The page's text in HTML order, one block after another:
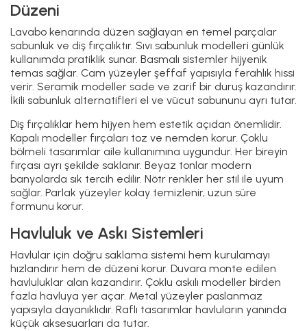
Düzeni
Lavabo kenarında düzen sağlayan en temel parçalar
sabunluk ve diş fırçalıktır. Sıvı sabunluk modelleri günlük
kullanımda pratiklik sunar. Basmalı sistemler hijyenik
temas sağlar. Cam yüzeyler şeffaf yapısıyla ferahlık hissi
verir. Seramik modeller sade ve zarif bir duruş kazandırır.
İkili sabunluk alternatifleri el ve vücut sabununu ayrı tutar.
Diş fırçalıklar hem hijyen hem estetik açıdan önemlidir.
Kapalı modeller fırçaları toz ve nemden korur. Çoklu
bölmeli tasarımlar aile kullanımına uygundur. Her bireyin
fırçası ayrı şekilde saklanır. Beyaz tonlar modern
banyolarda sık tercih edilir. Nötr renkler her stil ile uyum
sağlar. Parlak yüzeyler kolay temizlenir, uzun süre
formunu korur.
Havluluk ve Askı Sistemleri
Havlular için doğru saklama sistemi hem kurulamayı
hızlandırır hem de düzeni korur. Duvara monte edilen
havluluklar alan kazandırır. Çoklu askılı modeller birden
fazla havluya yer açar. Metal yüzeyler paslanmaz
yapısıyla dayanıklıdır. Raflı tasarımlar havluların yanında
küçük aksesuarları da tutar.